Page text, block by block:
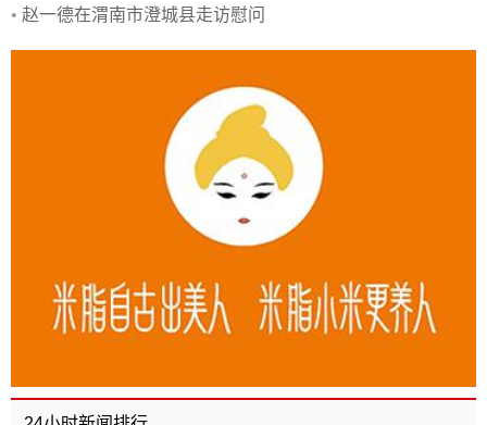
• 赵一德在渭南市澄城县走访慰问